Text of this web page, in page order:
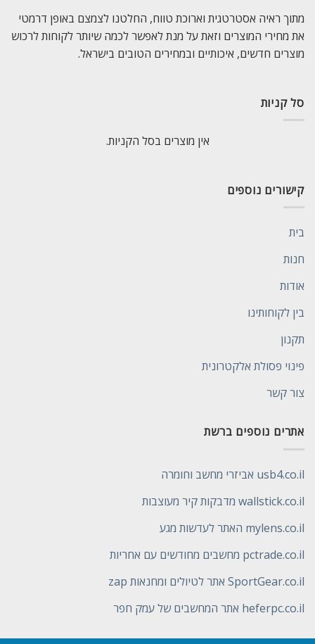
מתוך ראיה אסטרטגית וארוכת טווח, החלטנו לצמצם באופן דרמטי
את מחירי המוצרים וזאת על מנת לאפשר לכמה שיותר לקוחות לרכוש
מוצרים חדשים, איכותיים ובמחירים הטובים בישראל.
סל קניות
אין מוצרים בסל הקניות.
קישורים נוספים
בית
חנות
אודות
בין לקוחותינו
תקנון
פינוי פסולת אלקטרונית
צור קשר
אתרים נוספים ברשת
usb4.co.il אביזרי מחשב וחומרה
wallstick.co.il מדבקות קיר מעוצבות
mylens.co.il האתר לעדשות מגע
pctrade.co.il מחשבים מחודשים עם אחריות
SportGear.co.il אתר לטיולים ומחנאות zap
heferpc.co.il אתר המחשבים של עמק חפר